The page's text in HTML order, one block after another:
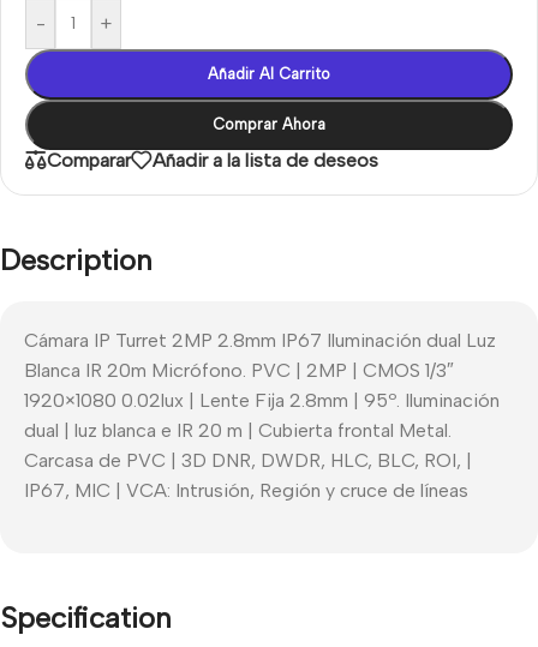
- +
Añadir Al Carrito
Comprar Ahora
Comparar Añadir a la lista de deseos
Description
Cámara IP Turret 2MP 2.8mm IP67 Iluminación dual Luz
Blanca IR 20m Micrófono. PVC | 2MP | CMOS 1/3″
1920×1080 0.02lux | Lente Fija 2.8mm | 95º. Iluminación
dual | luz blanca e IR 20 m | Cubierta frontal Metal.
Carcasa de PVC | 3D DNR, DWDR, HLC, BLC, ROI, |
IP67, MIC | VCA: Intrusión, Región y cruce de líneas
Specification